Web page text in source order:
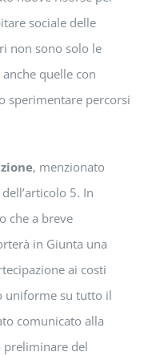
sociale delle
non sono solo le
quelle con
sperimentare percorsi
, menzionato
5. In
che a breve
in Giunta una
ai costi
uniforme su tutto il
comunicato alla
preliminare del